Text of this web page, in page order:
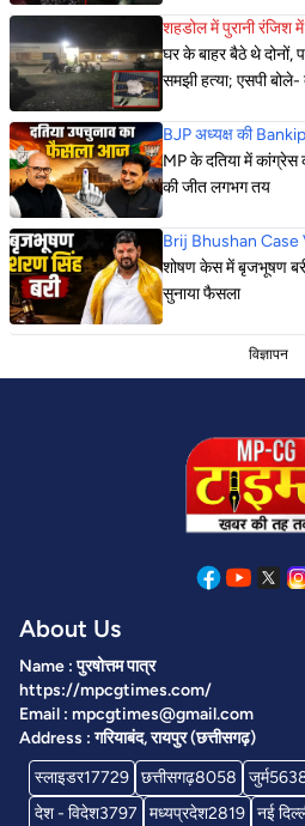
शहडोल में पुरानी रंजिश
घर के बाहर बैठे थे दोनों,
समझी हत्या; एसपी बोले-
BJP अध्यक्ष की
MP के दतिया में
की जीत लगभग तय
Brij Bhushan
शोषण केस में बृजभूषण
सुनाया फैसला
विज्ञापन
About Us
Name : पुरषोत्तम पात्र
https://mpcgtimes.com/
Email : mpcgtimes@gmail.com
Address : गरियाबंद, रायपुर (छत्तीसगढ़)
स्लाइडर17729 छत्तीसगढ़8058 जुर्म
देश - विदेश3797 मध्यप्रदेश2819 नई